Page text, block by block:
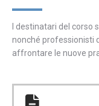
I destinatari del corso
nonché professionisti
affrontare le nuove